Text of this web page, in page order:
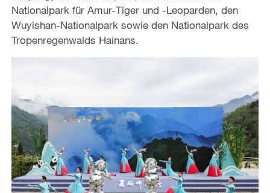
Nationalpark für Amur-Tiger und -Leoparden, den
Wuyishan-Nationalpark sowie den Nationalpark des
Tropenregenwalds Hainans.